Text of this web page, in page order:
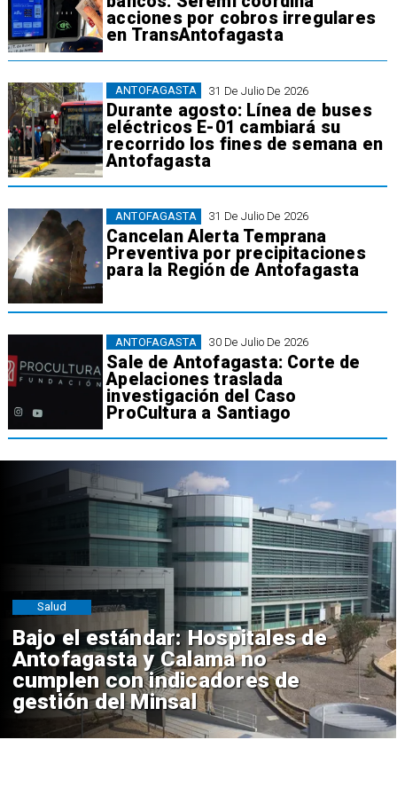
acciones por cobros irregulares
en TransAntofagasta
31 De Julio De 2026
Durante agosto: Línea de buses
eléctricos E-01 cambiará su
recorrido los fines de semana en
Antofagasta
ANTOFAGASTA
31 De Julio De 2026
Cancelan Alerta Temprana
Preventiva por precipitaciones
para la Región de Antofagasta
ANTOFAGASTA
30 De Julio De 2026
Sale de Antofagasta: Corte de
Apelaciones traslada
investigación del Caso
ProCultura a Santiago
ANTOFAGASTA
Bajo el estándar: Hospitales de
Antofagasta y Calama no
cumplen con indicadores de
gestión del Minsal
Salud